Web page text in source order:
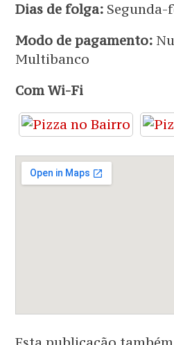
Dias de folga: Segunda-
Modo de pagamento:
Multibanco
Com Wi-Fi